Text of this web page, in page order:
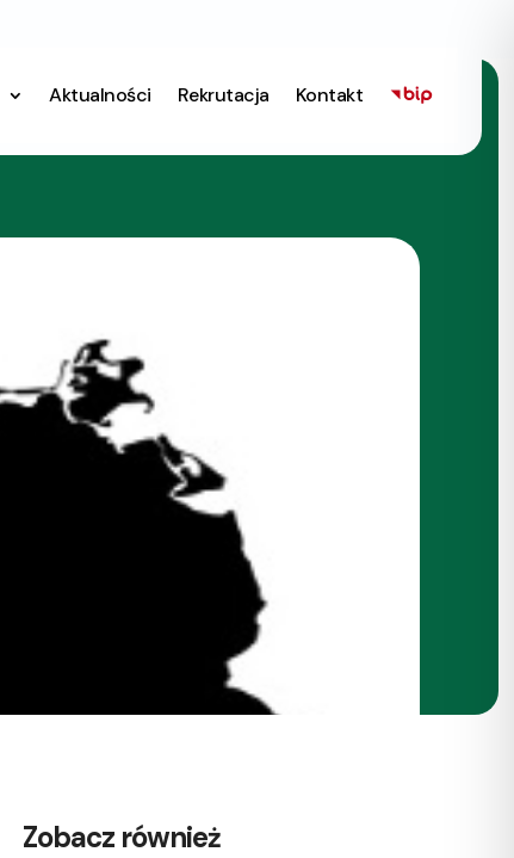
Aktualności Rekrutacja Kontakt
Zobacz również